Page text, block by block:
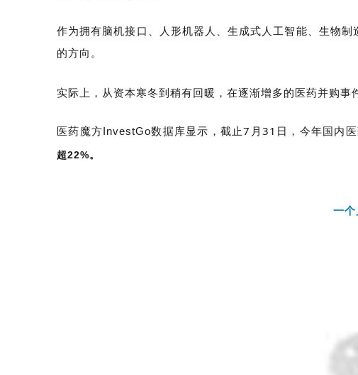
作为拥有脑机接口、人形机器人、生成式人工智能、生物
的方向。
实际上，从资本寒冬到稍有回暖，在逐渐增多的医药并购事
医药魔方InvestGo数据库显示，截止7月31日，今年国内
超22%。
一个